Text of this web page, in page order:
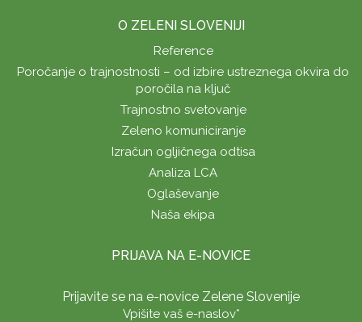
O ZELENI SLOVENIJI
Reference
Poročanje o trajnostnosti – od izbire ustreznega okvira do
poročila na ključ
Trajnostno svetovanje
Zeleno komuniciranje
Izračun ogljičnega odtisa
Analiza LCA
Oglaševanje
Naša ekipa
PRIJAVA NA E-NOVICE
Prijavite se na e-novice Zelene Slovenije
Vpišite vaš e-naslov*